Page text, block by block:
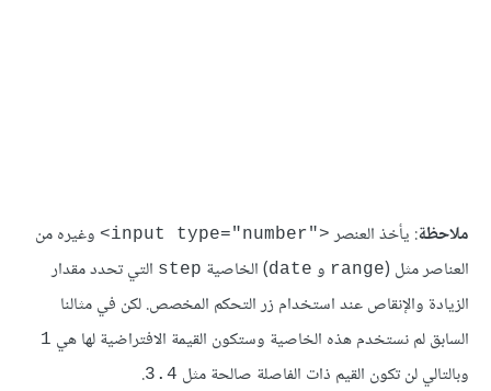
ملاحظة: يأخذ العنصر <"input type="number>
وغيره من
العناصر مثل (range و date) الخاصية step التي تحدد مقدار
الزيادة واﻹنقاص عند استخدام زر التحكم المخصص. لكن في مثالنا
السابق لم نستخدم هذه الخاصية وستكون القيمة الافتراضية لها هي 1
وبالتالي لن تكون القيم ذات الفاصلة صالحة مثل 3.4
.